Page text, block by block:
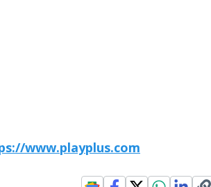
www.playplus.com